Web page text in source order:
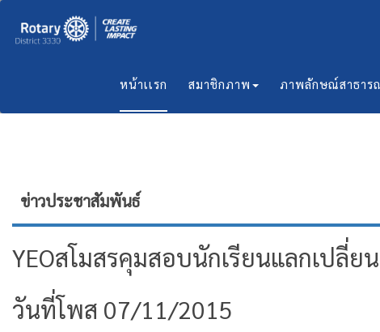
หน้าเเรก สมาชิกภาพ ภาพลักษณ์สาธาร
ข่าวประชาสัมพันธ์
YEOสโมสรคุมสอบนักเรียนแลกเปลี่ย
วันที่โพส 07/11/2015